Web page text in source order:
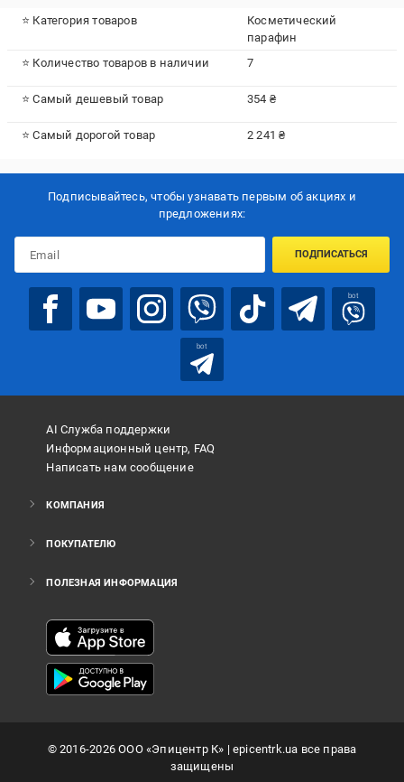
⭐ Категория товаров
Косметический
парафин
⭐ Количество товаров в наличии
7
⭐ Самый дешевый товар 354 ₴
⭐ Самый дорогой товар 2 241 ₴
Подписывайтесь, чтобы узнавать первым об акцияx и
предложениях:
ПОДПИСАТЬСЯ
bot
bot
AI Служба поддержки
Информационный центр, FAQ
Написать нам сообщение
КОМПАНИЯ
ПОКУПАТЕЛЮ
ПОЛЕЗНАЯ ИНФОРМАЦИЯ
©2016-2026ООО «Эпицентр К» | epicentrk.ua все права
защищены